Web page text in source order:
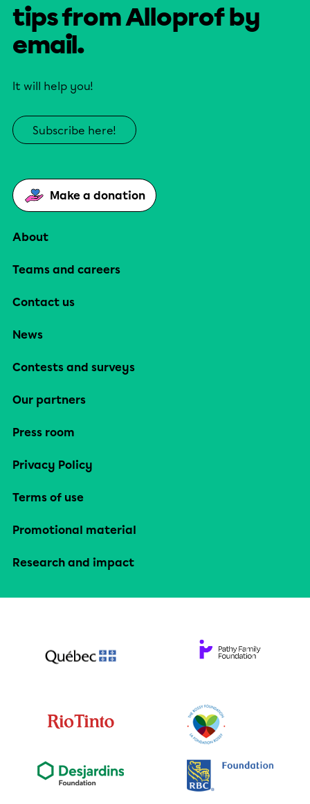
tips from Alloprof by
email.
It will help you!
Subscribe here!
Make a donation
About
Teams and careers
Contact us
News
Contests and surveys
Our partners
Press room
Privacy Policy
Terms of use
Promotional material
Research and impact